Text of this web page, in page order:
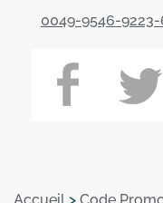
0049-9546-